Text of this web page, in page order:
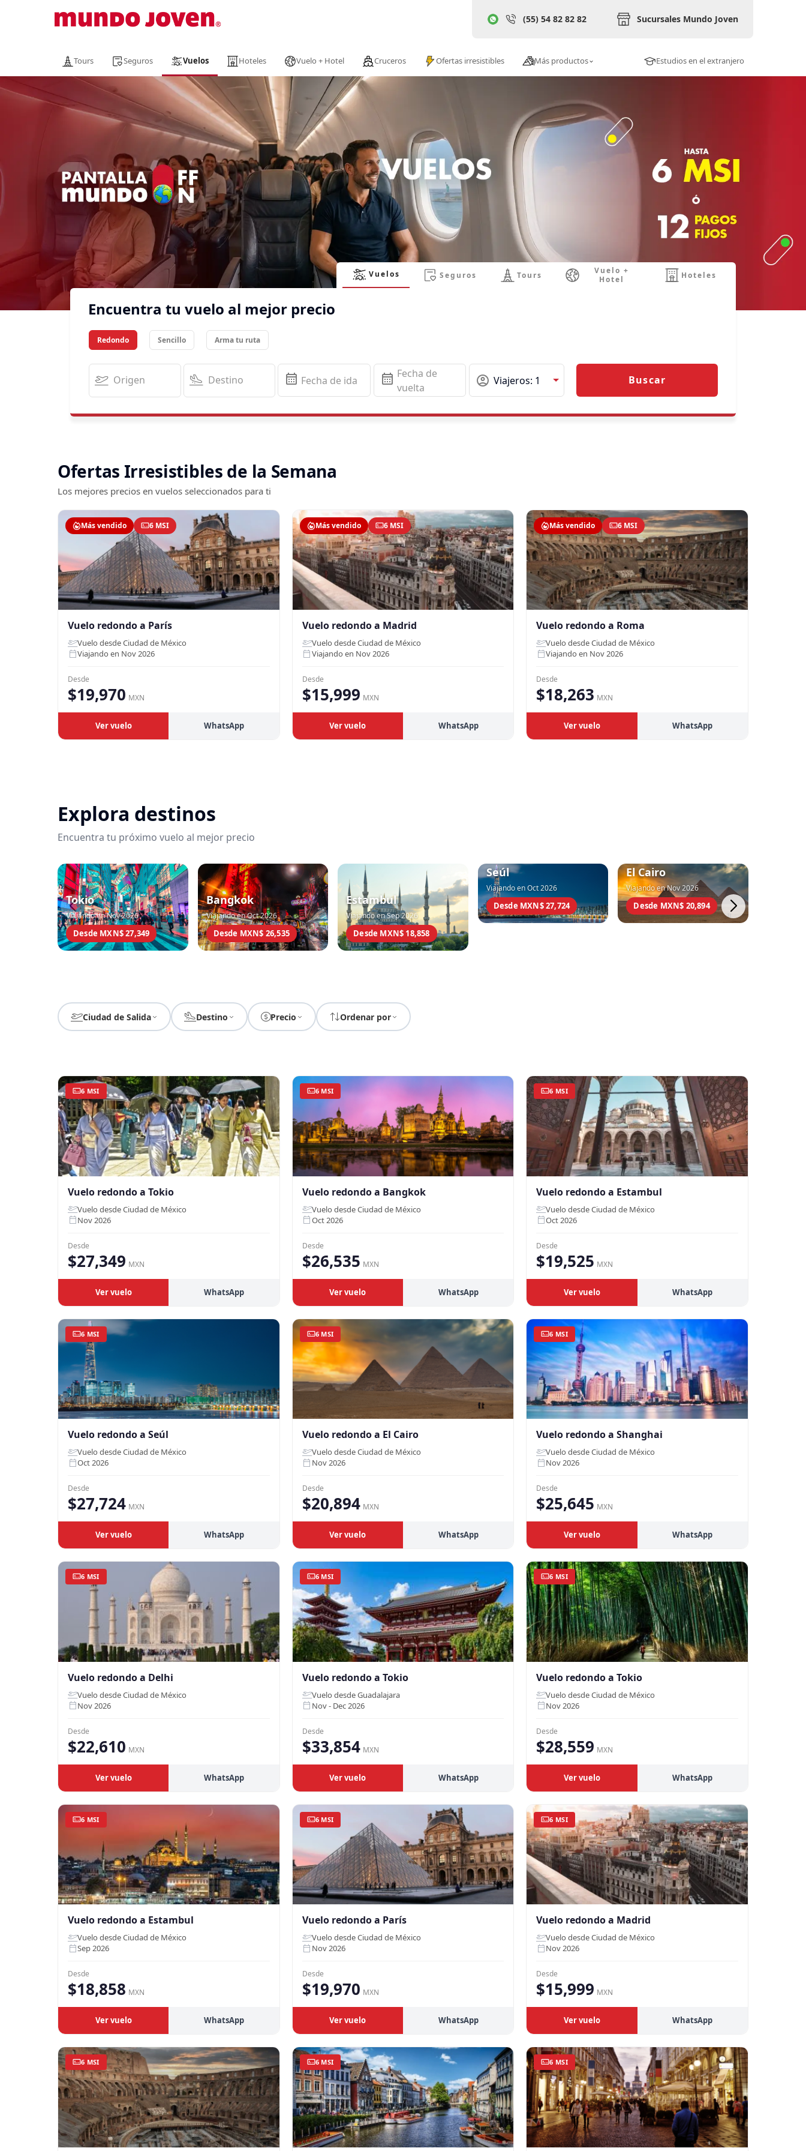
(55) 54 82 82 82 Sucursales Mundo Joven
Tours Seguros Vuelos Hoteles Vuelo + Hotel Cruceros Ofertas irresistibles Más productos Estudios en el extranjero
Vuelos Seguros Tours
Vuelo +
Hotel
Hoteles
Encuentra tu vuelo al mejor precio
Redondo Sencillo Arma tu ruta
calendar_month Fecha de ida calendar_month Fecha de
vuelta
Viajeros: 1
account_circle Buscar
Ofertas Irresistibles de la Semana
Los mejores precios en vuelos seleccionados para ti
Más vendido 6 MSI
Vuelo redondo a París
Vuelo desde Ciudad de México
Viajando en Nov 2026
Desde
$19,970 MXN
Ver vuelo WhatsApp
Más vendido 6 MSI
Vuelo redondo a Madrid
Vuelo desde Ciudad de México
Viajando en Nov 2026
Desde
$15,999 MXN
Ver vuelo WhatsApp
Más vendido 6 MSI
Vuelo redondo a Roma
Vuelo desde Ciudad de México
Viajando en Nov 2026
Desde
$18,263 MXN
Ver vuelo WhatsApp
Explora destinos
Encuentra tu próximo vuelo al mejor precio
Tokio
Viajando en Nov 2026
Desde MXN$ 27,349
Bangkok
Viajando en Oct 2026
Desde MXN$ 26,535
Estambul
Viajando en Sep 2026
Desde MXN$ 18,858
Seúl
Viajando en Oct 2026
Desde MXN$ 27,724
El Cairo
Viajando en Nov 2026
Desde MXN$ 20,894
Ciudad de Salida Destino Precio Ordenar por
6 MSI
Vuelo redondo a Tokio
Vuelo desde Ciudad de México
Nov 2026
Desde
$27,349 MXN
Ver vuelo WhatsApp
6 MSI
Vuelo redondo a Bangkok
Vuelo desde Ciudad de México
Oct 2026
Desde
$26,535 MXN
Ver vuelo WhatsApp
6 MSI
Vuelo redondo a Estambul
Vuelo desde Ciudad de México
Oct 2026
Desde
$19,525 MXN
Ver vuelo WhatsApp
6 MSI
Vuelo redondo a Seúl
Vuelo desde Ciudad de México
Oct 2026
Desde
$27,724 MXN
Ver vuelo WhatsApp
6 MSI
Vuelo redondo a El Cairo
Vuelo desde Ciudad de México
Nov 2026
Desde
$20,894 MXN
Ver vuelo WhatsApp
6 MSI
Vuelo redondo a Shanghai
Vuelo desde Ciudad de México
Nov 2026
Desde
$25,645 MXN
Ver vuelo WhatsApp
6 MSI
Vuelo redondo a Delhi
Vuelo desde Ciudad de México
Nov 2026
Desde
$22,610 MXN
Ver vuelo WhatsApp
6 MSI
Vuelo redondo a Tokio
Vuelo desde Guadalajara
Nov - Dec 2026
Desde
$33,854 MXN
Ver vuelo WhatsApp
6 MSI
Vuelo redondo a Tokio
Vuelo desde Ciudad de México
Nov 2026
Desde
$28,559 MXN
Ver vuelo WhatsApp
6 MSI
Vuelo redondo a Estambul
Vuelo desde Ciudad de México
Sep 2026
Desde
$18,858 MXN
Ver vuelo WhatsApp
6 MSI
Vuelo redondo a París
Vuelo desde Ciudad de México
Nov 2026
Desde
$19,970 MXN
Ver vuelo WhatsApp
6 MSI
Vuelo redondo a Madrid
Vuelo desde Ciudad de México
Nov 2026
Desde
$15,999 MXN
Ver vuelo WhatsApp
6 MSI 6 MSI 6 MSI